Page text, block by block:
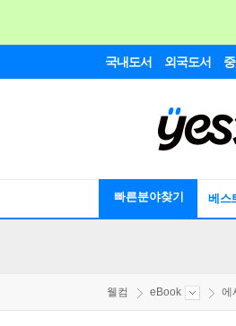
국내도서 외국도서
빠른분야찾기 베스
웰컴 eBook 에